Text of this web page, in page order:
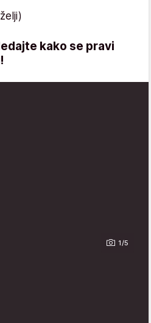
kako se pravi
1/5